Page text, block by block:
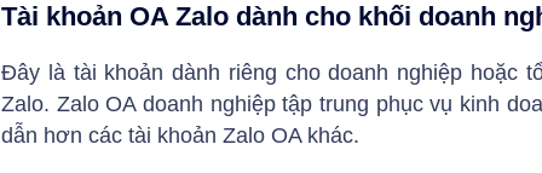
Tài khoản OA Zalo dành cho khối doanh
Đây là tài khoản dành riêng cho doanh nghiệp hoặc
Zalo. Zalo OA doanh nghiệp tập trung phục vụ kinh
dẫn hơn các tài khoản Zalo OA khác.